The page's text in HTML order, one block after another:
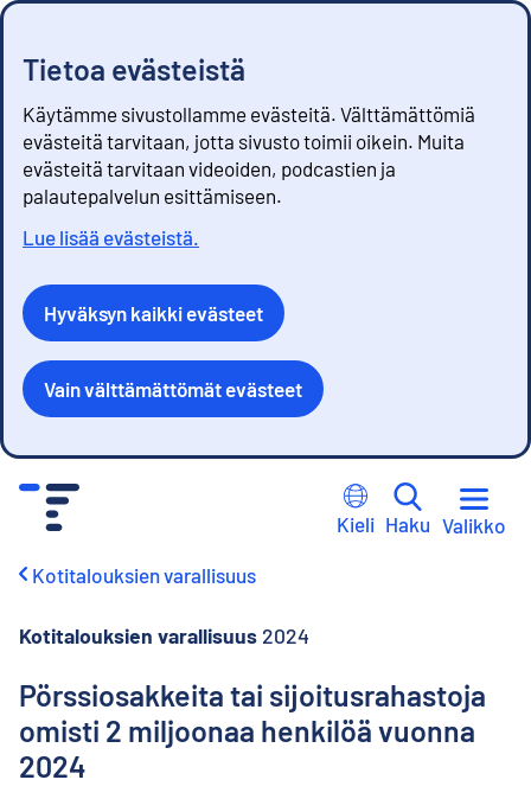
Tietoa evästeistä
Käytämme sivustollamme evästeitä. Välttämättömiä
evästeitä tarvitaan, jotta sivusto toimii oikein. Muita
evästeitä tarvitaan videoiden, podcastien ja
palautepalvelun esittämiseen.
Lue lisää evästeistä.
Hyväksyn kaikki evästeet
Vain välttämättömät evästeet
Kieli Haku Valikko
Kotitalouksien varallisuus
Kotitalouksien varallisuus 2024
Pörssiosakkeita tai sijoitusrahastoja
omisti 2 miljoonaa henkilöä vuonna
2024